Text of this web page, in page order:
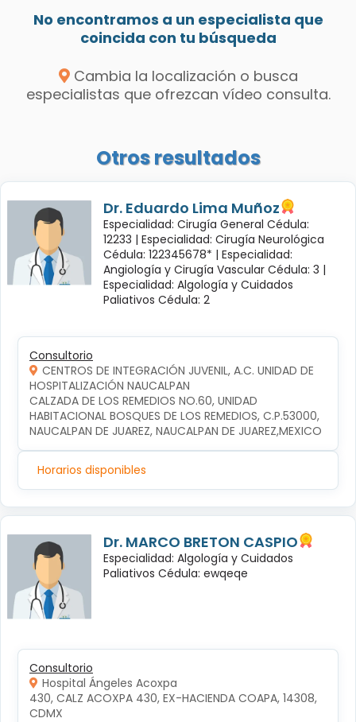
No encontramos a un especialista que
coincida con tu búsqueda
Cambia la localización o busca
especialistas que ofrezcan vídeo consulta.
Otros resultados
Dr. Eduardo Lima Muñoz
Especialidad: Cirugía General Cédula:
12233 | Especialidad: Cirugía Neurológica
Cédula: 122345678* | Especialidad:
Angiología y Cirugía Vascular Cédula: 3 |
Especialidad: Algología y Cuidados
Paliativos Cédula: 2
Consultorio
CENTROS DE INTEGRACIÓN JUVENIL, A.C. UNIDAD DE
HOSPITALIZACIÓN NAUCALPAN
CALZADA DE LOS REMEDIOS NO.60, UNIDAD
HABITACIONAL BOSQUES DE LOS REMEDIOS, C.P.53000,
NAUCALPAN DE JUAREZ, NAUCALPAN DE JUAREZ,MEXICO
Horarios disponibles
Dr. MARCO BRETON CASPIO
Especialidad: Algología y Cuidados
Paliativos Cédula: ewqeqe
Consultorio
Hospital Ángeles Acoxpa
430, CALZ ACOXPA 430, EX-HACIENDA COAPA, 14308,
CDMX